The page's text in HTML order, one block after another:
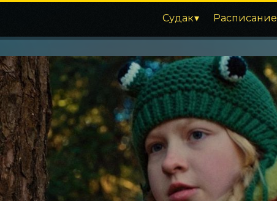
Судак Расписание